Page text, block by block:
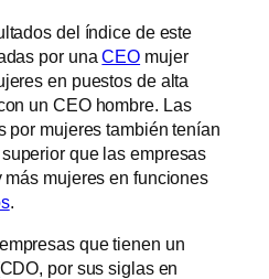
del índice de este
por unaCEO mujer
en puestos de alta
un CEO hombre. Las
por mujeres también tenían
que las empresas
mujeres en funciones
.
que tienen un
por sus siglas en